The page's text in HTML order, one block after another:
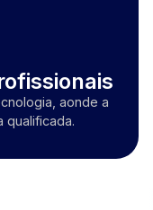
aonde a
qualificada.